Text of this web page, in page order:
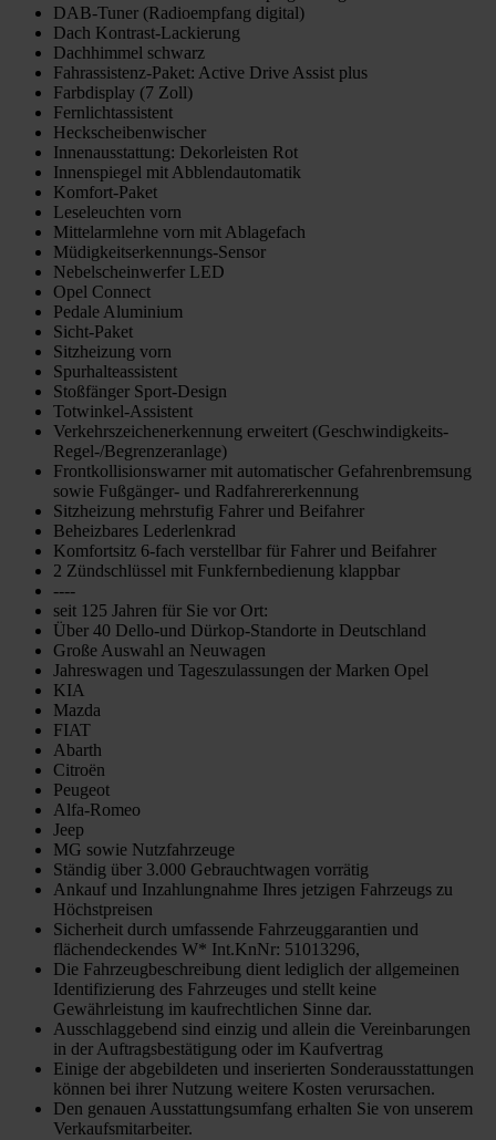
DAB-Tuner (Radioempfang digital)
Dach Kontrast-Lackierung
Dachhimmel schwarz
Fahrassistenz-Paket: Active Drive Assist plus
Farbdisplay (7 Zoll)
Fernlichtassistent
Heckscheibenwischer
Innenausstattung: Dekorleisten Rot
Innenspiegel mit Abblendautomatik
Komfort-Paket
Leseleuchten vorn
Mittelarmlehne vorn mit Ablagefach
Müdigkeitserkennungs-Sensor
Nebelscheinwerfer LED
Opel Connect
Pedale Aluminium
Sicht-Paket
Sitzheizung vorn
Spurhalteassistent
Stoßfänger Sport-Design
Totwinkel-Assistent
Verkehrszeichenerkennung erweitert (Geschwindigkeits-
Regel-/Begrenzeranlage)
Frontkollisionswarner mit automatischer Gefahrenbremsung
sowie Fußgänger- und Radfahrererkennung
Sitzheizung mehrstufig Fahrer und Beifahrer
Beheizbares Lederlenkrad
Komfortsitz 6-fach verstellbar für Fahrer und Beifahrer
2 Zündschlüssel mit Funkfernbedienung klappbar
----
seit 125 Jahren für Sie vor Ort:
Über 40 Dello-und Dürkop-Standorte in Deutschland
Große Auswahl an Neuwagen
Jahreswagen und Tageszulassungen der Marken Opel
KIA
Mazda
FIAT
Abarth
Citroën
Peugeot
Alfa-Romeo
Jeep
MG sowie Nutzfahrzeuge
Ständig über 3.000 Gebrauchtwagen vorrätig
Ankauf und Inzahlungnahme Ihres jetzigen Fahrzeugs zu
Höchstpreisen
Sicherheit durch umfassende Fahrzeuggarantien und
flächendeckendes W* Int.KnNr: 51013296,
Die Fahrzeugbeschreibung dient lediglich der allgemeinen
Identifizierung des Fahrzeuges und stellt keine
Gewährleistung im kaufrechtlichen Sinne dar.
Ausschlaggebend sind einzig und allein die Vereinbarungen
in der Auftragsbestätigung oder im Kaufvertrag
Einige der abgebildeten und inserierten Sonderausstattungen
können bei ihrer Nutzung weitere Kosten verursachen.
Den genauen Ausstattungsumfang erhalten Sie von unserem
Verkaufsmitarbeiter.